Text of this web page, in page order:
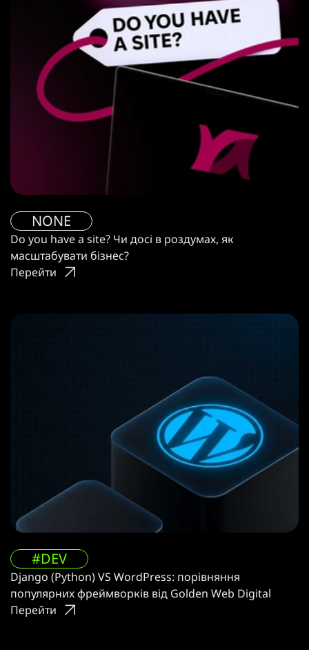
NONE
Do you have a site? Чи досі в роздумах, як
масштабувати бізнес?
Перейти
#DEV
Django (Python) VS WordPress: порівняння
популярних фреймворків від Golden Web Digital
Перейти